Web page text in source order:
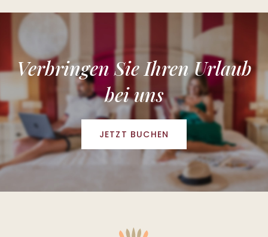
Verbringen Sie Ihren Urlaub
bei uns
JETZT BUCHEN